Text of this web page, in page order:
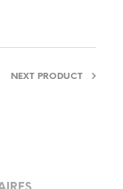
NEXT PRODUCT